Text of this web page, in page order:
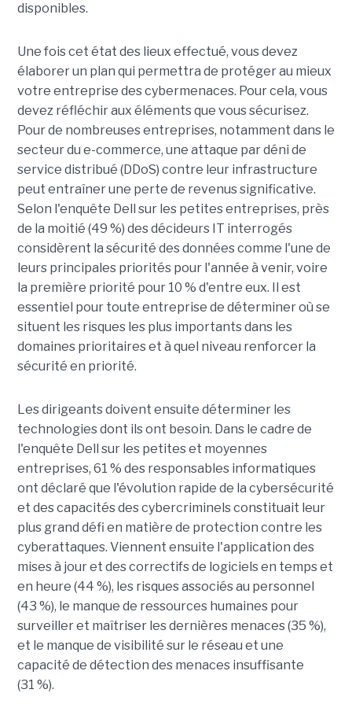
disponibles.
Une fois cet état des lieux effectué, vous devez
élaborer un plan qui permettra de protéger au mieux
votre entreprise des cybermenaces. Pour cela, vous
devez réfléchir aux éléments que vous sécurisez.
Pour de nombreuses entreprises, notamment dans le
secteur du e-commerce, une attaque par déni de
service distribué (DDoS) contre leur infrastructure
peut entraîner une perte de revenus significative.
Selon l'enquête Dell sur les petites entreprises, près
de la moitié (49 %) des décideurs IT interrogés
considèrent la sécurité des données comme l'une de
leurs principales priorités pour l'année à venir, voire
la première priorité pour 10 % d'entre eux. Il est
essentiel pour toute entreprise de déterminer où se
situent les risques les plus importants dans les
domaines prioritaires et à quel niveau renforcer la
sécurité en priorité.
Les dirigeants doivent ensuite déterminer les
technologies dont ils ont besoin. Dans le cadre de
l'enquête Dell sur les petites et moyennes
entreprises, 61 % des responsables informatiques
ont déclaré que l'évolution rapide de la cybersécurité
et des capacités des cybercriminels constituait leur
plus grand défi en matière de protection contre les
cyberattaques. Viennent ensuite l'application des
mises à jour et des correctifs de logiciels en temps et
en heure (44 %), les risques associés au personnel
(43 %), le manque de ressources humaines pour
surveiller et maîtriser les dernières menaces (35 %),
et le manque de visibilité sur le réseau et une
capacité de détection des menaces insuffisante
(31 %).